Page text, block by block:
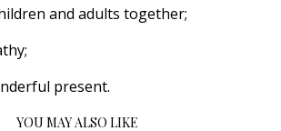
and adults together;
present.
YOU MAY ALSO LIKE